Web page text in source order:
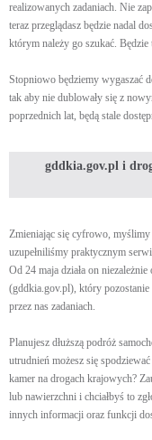
realizowanych zadaniach. Nie
teraz przeglądasz będzie nadal
którym należy go szukać. Będzie
Stopniowo będziemy wygaszać
tak aby nie dublowały się z
poprzednich lat, będą stale
gddkia.gov.pl i
Zmieniając się cyfrowo,
uzupełniliśmy praktycznym
Od 24 maja działa on
(gddkia.gov.pl), który
przez nas zadaniach.
Planujesz dłuższą podróż
utrudnień możesz się
kamer na drogach krajowych?
lub nawierzchni i chciałbyś to
innych informacji oraz funkcji